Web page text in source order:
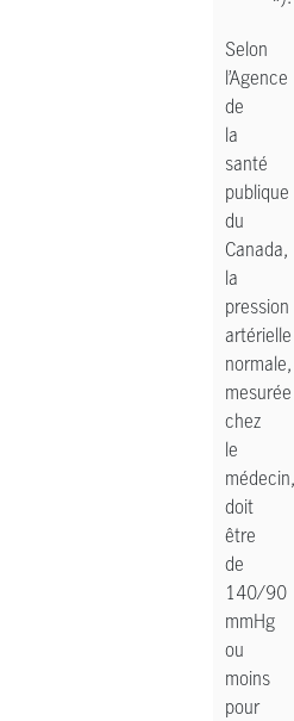
Selon
l’Agence
de
la
santé
publique
du
Canada,
la
pression
artérielle
normale,
mesurée
chez
le
médecin,
doit
être
de
140/90
mmHg
ou
moins
pour